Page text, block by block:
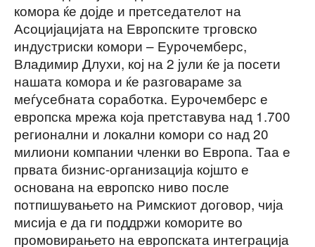
комора ќе дојде и претседателот на
Асоцијацијата на Европските трговско
индустриски комори – Еурочемберс,
Владимир Длухи, кој на 2 јули ќе ја посети
нашата комора и ќе разговараме за
меѓусебната соработка. Еурочемберс е
европска мрежа која претставува над 1.700
регионални и локални комори со над 20
милиони компании членки во Европа. Таа e
првата бизнис-организација којшто е
основана на европско ниво после
потпишувањето на Римскиот договор, чија
мисија е да ги поддржи коморите во
промовирањето на европската интеграција